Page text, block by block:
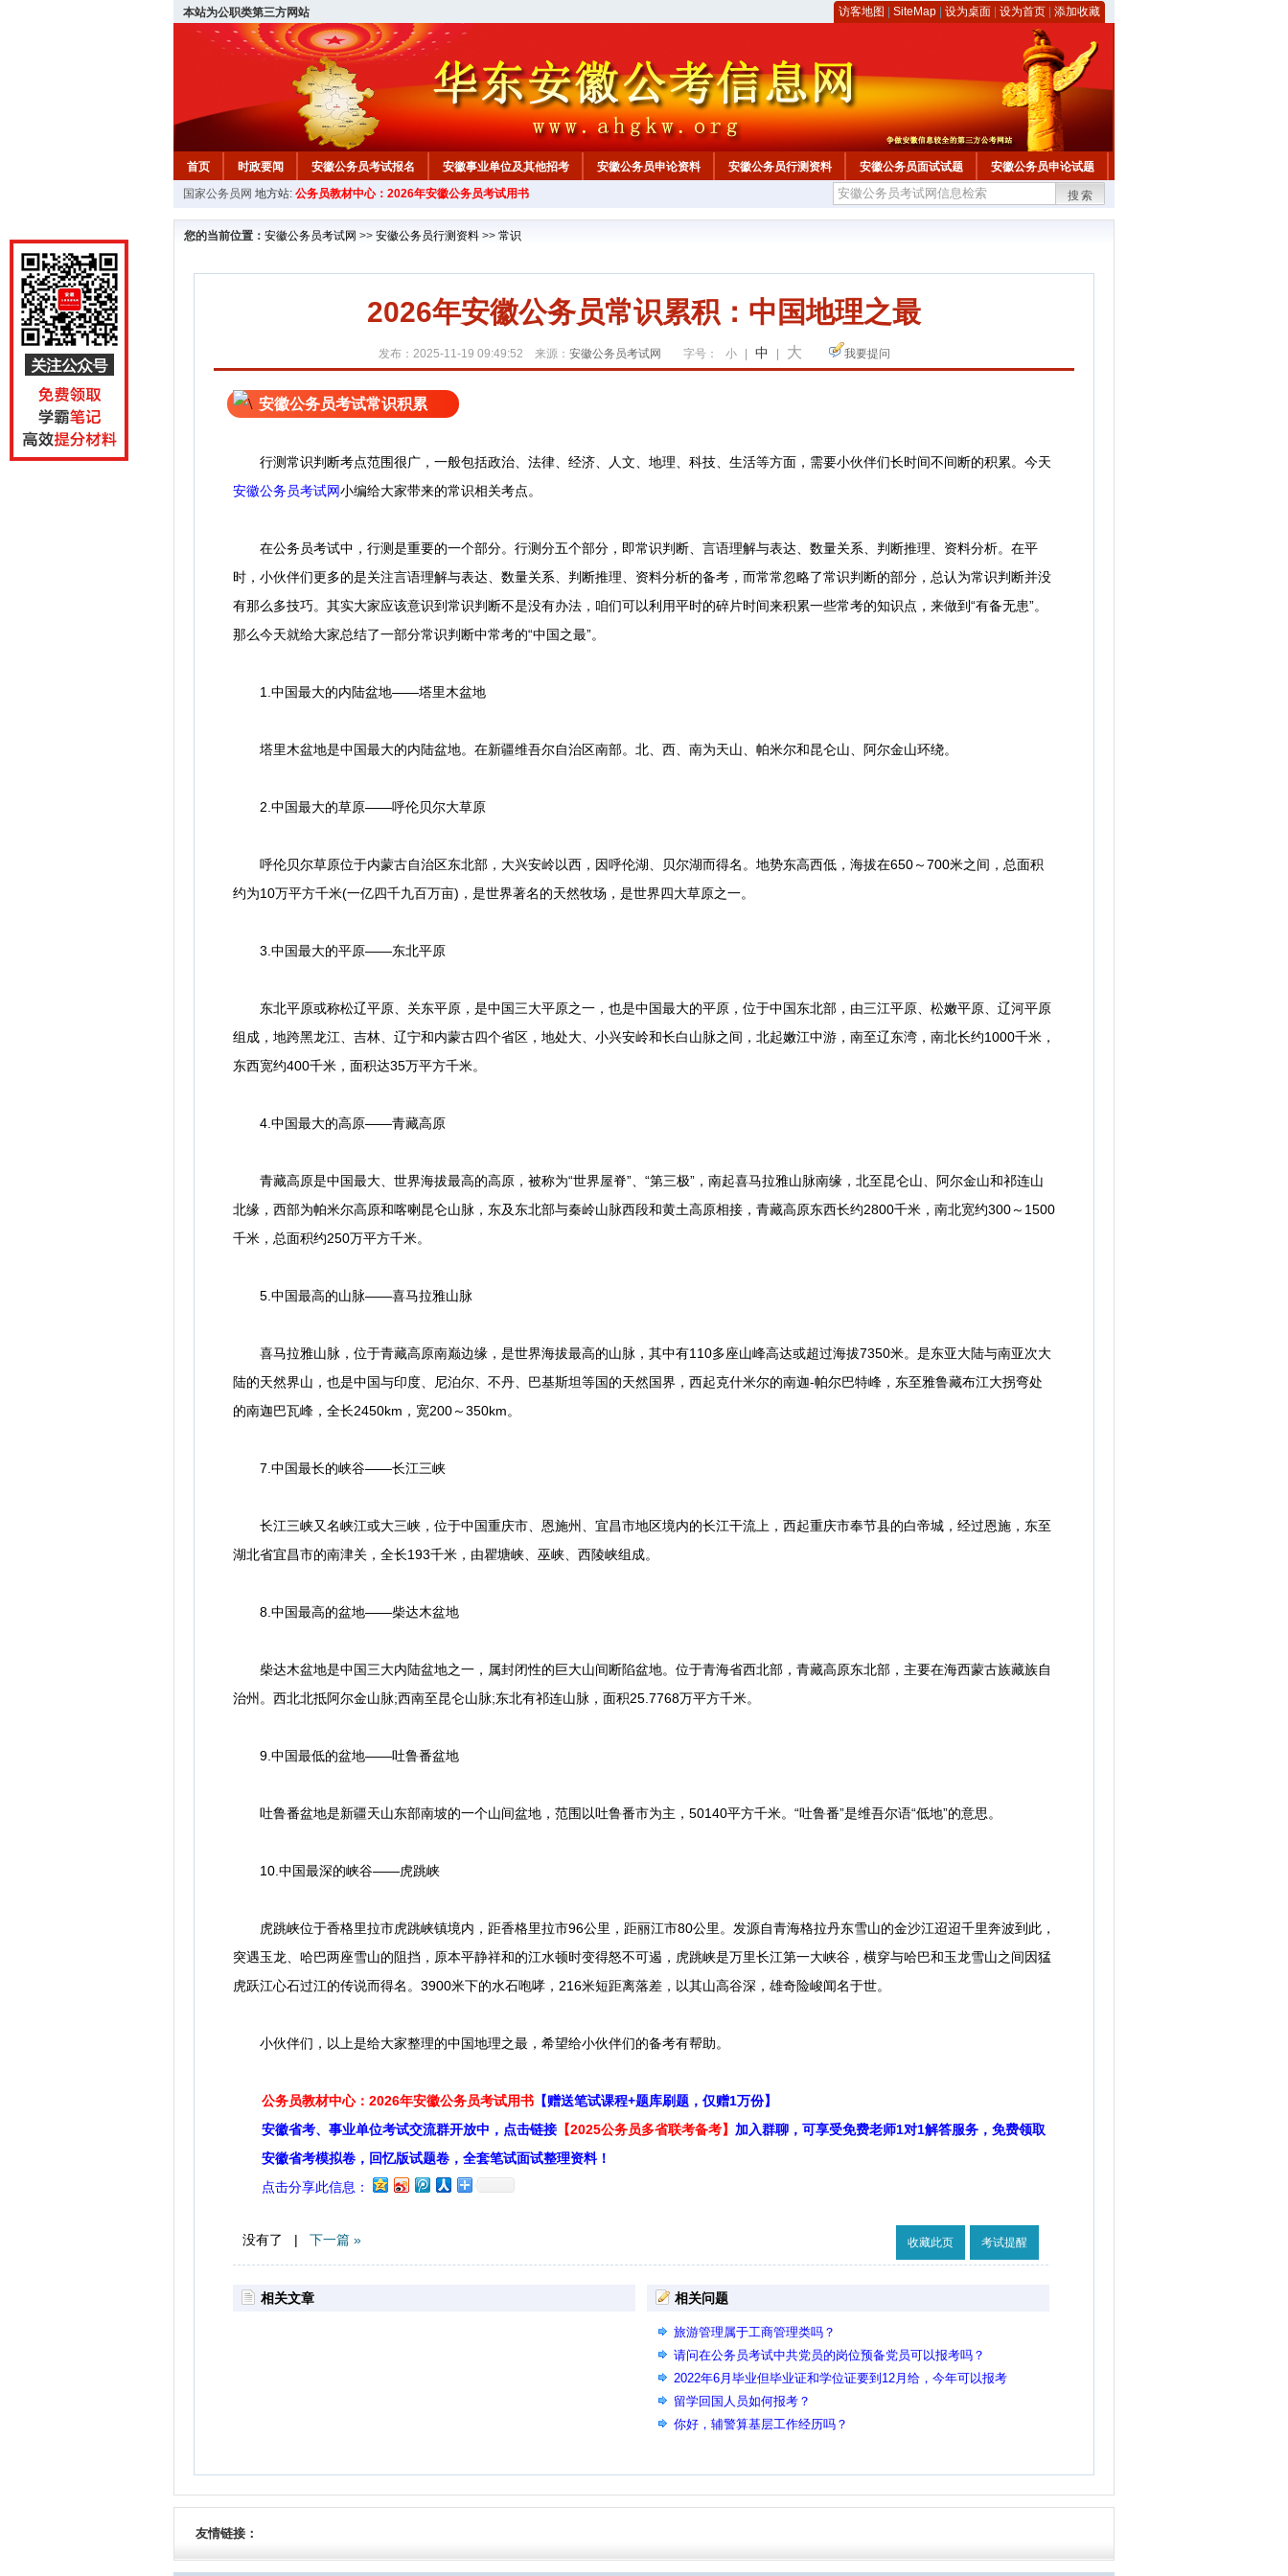
本站为公职类第三方网站 访客地图 SiteMap 设为桌面 设为首页 添加收藏
首页 时政要闻 安徽公务员考试报名 安徽事业单位及其他招考 安徽公务员申论资料 安徽公务员行测资料 安徽公务员面试试题 安徽公务员申论试题
安徽公务员行测试题 在线咨询 教材中心
国家公务员网 地方站: 公务员教材中心：2026年安徽公务员考试用书 搜索
您的当前位置： 安徽公务员考试网 >> 安徽公务员行测资料 >> 常识
2026年安徽公务员常识累积：中国地理之最
发布：2025-11-19 09:49:52 来源： 安徽公务员考试网 字号： 小 中 大 我要提问
安徽公务员考试常识积累
行测常识判断考点范围很广，一般包括政治、法律、经济、人文、地理、科技、生活等方面，需要小伙伴们长时间不间断的积累。今天
安徽公务员考试网小编给大家带来的常识相关考点。
在公务员考试中，行测是重要的一个部分。行测分五个部分，即常识判断、言语理解与表达、数量关系、判断推理、资料分析。在平
时，小伙伴们更多的是关注言语理解与表达、数量关系、判断推理、资料分析的备考，而常常忽略了常识判断的部分，总认为常识判断并没
有那么多技巧。其实大家应该意识到常识判断不是没有办法，咱们可以利用平时的碎片时间来积累一些常考的知识点，来做到“有备无患”。
那么今天就给大家总结了一部分常识判断中常考的“中国之最”。
1.中国最大的内陆盆地——塔里木盆地
塔里木盆地是中国最大的内陆盆地。在新疆维吾尔自治区南部。北、西、南为天山、帕米尔和昆仑山、阿尔金山环绕。
2.中国最大的草原——呼伦贝尔大草原
呼伦贝尔草原位于内蒙古自治区东北部，大兴安岭以西，因呼伦湖、贝尔湖而得名。地势东高西低，海拔在650～700米之间，总面积
约为10万平方千米(一亿四千九百万亩)，是世界著名的天然牧场，是世界四大草原之一。
3.中国最大的平原——东北平原
东北平原或称松辽平原、关东平原，是中国三大平原之一，也是中国最大的平原，位于中国东北部，由三江平原、松嫩平原、辽河平原
组成，地跨黑龙江、吉林、辽宁和内蒙古四个省区，地处大、小兴安岭和长白山脉之间，北起嫩江中游，南至辽东湾，南北长约1000千米，
东西宽约400千米，面积达35万平方千米。
4.中国最大的高原——青藏高原
青藏高原是中国最大、世界海拔最高的高原，被称为“世界屋脊”、“第三极”，南起喜马拉雅山脉南缘，北至昆仑山、阿尔金山和祁连山
北缘，西部为帕米尔高原和喀喇昆仑山脉，东及东北部与秦岭山脉西段和黄土高原相接，青藏高原东西长约2800千米，南北宽约300～1500
千米，总面积约250万平方千米。
5.中国最高的山脉——喜马拉雅山脉
喜马拉雅山脉，位于青藏高原南巅边缘，是世界海拔最高的山脉，其中有110多座山峰高达或超过海拔7350米。是东亚大陆与南亚次大
陆的天然界山，也是中国与印度、尼泊尔、不丹、巴基斯坦等国的天然国界，西起克什米尔的南迦-帕尔巴特峰，东至雅鲁藏布江大拐弯处
的南迦巴瓦峰，全长2450km，宽200～350km。
7.中国最长的峡谷——长江三峡
长江三峡又名峡江或大三峡，位于中国重庆市、恩施州、宜昌市地区境内的长江干流上，西起重庆市奉节县的白帝城，经过恩施，东至
湖北省宜昌市的南津关，全长193千米，由瞿塘峡、巫峡、西陵峡组成。
8.中国最高的盆地——柴达木盆地
柴达木盆地是中国三大内陆盆地之一，属封闭性的巨大山间断陷盆地。位于青海省西北部，青藏高原东北部，主要在海西蒙古族藏族自
治州。西北北抵阿尔金山脉;西南至昆仑山脉;东北有祁连山脉，面积25.7768万平方千米。
9.中国最低的盆地——吐鲁番盆地
吐鲁番盆地是新疆天山东部南坡的一个山间盆地，范围以吐鲁番市为主，50140平方千米。“吐鲁番”是维吾尔语“低地”的意思。
10.中国最深的峡谷——虎跳峡
虎跳峡位于香格里拉市虎跳峡镇境内，距香格里拉市96公里，距丽江市80公里。发源自青海格拉丹东雪山的金沙江迢迢千里奔波到此，
突遇玉龙、哈巴两座雪山的阻挡，原本平静祥和的江水顿时变得怒不可遏，虎跳峡是万里长江第一大峡谷，横穿与哈巴和玉龙雪山之间因猛
虎跃江心石过江的传说而得名。3900米下的水石咆哮，216米短距离落差，以其山高谷深，雄奇险峻闻名于世。
小伙伴们，以上是给大家整理的中国地理之最，希望给小伙伴们的备考有帮助。
公务员教材中心：2026年安徽公务员考试用书 【赠送笔试课程+题库刷题，仅赠1万份】
安徽省考、事业单位考试交流群开放中，点击链接 【2025公务员多省联考备考】 加入群聊，可享受免费老师1对1解答服务，免费领取
安徽省考模拟卷，回忆版试题卷，全套笔试面试整理资料！
点击分享此信息：
没有了 | 下一篇 » 收藏此页 考试提醒
相关文章 相关问题
旅游管理属于工商管理类吗？
请问在公务员考试中共党员的岗位预备党员可以报考吗？
2022年6月毕业但毕业证和学位证要到12月给，今年可以报考
吗？
留学回国人员如何报考？
你好，辅警算基层工作经历吗？
友情链接：